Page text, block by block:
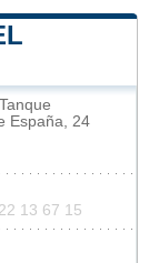
España, 24
13 67 15